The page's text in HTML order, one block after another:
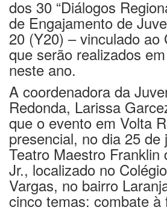
dos 30 “Diálogos
de Engajamento de
20 (Y20) – vinculado ao
que serão realizados
neste ano.
A coordenadora da
Redonda, Larissa
que o evento em Volta
presencial, no dia 25 de
Teatro Maestro Franklin
Jr., localizado no
Vargas, no bairro
cinco temas: combate à